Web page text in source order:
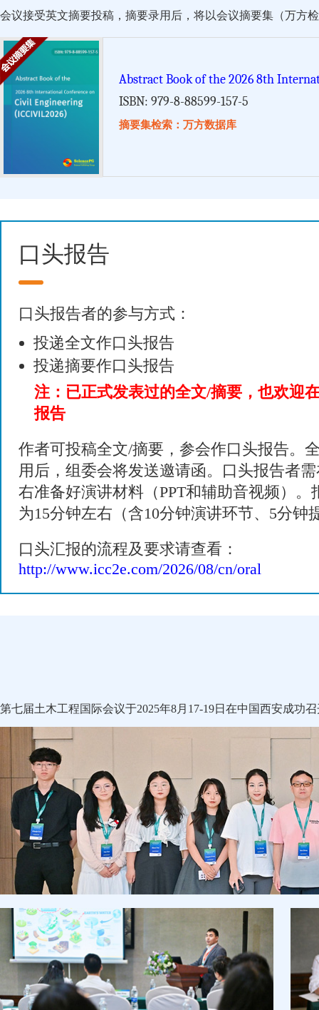
会议接受英文摘要投稿，摘要录用后，将以会议摘要集（万方检
Abstract Book of the 2026 8th
ISBN: 979-8-88599-157-5
摘要集检索：万方数据库
口头报告
口头报告者的参与方式：
投递全文作口头报告
投递摘要作口头报告
注：已正式发表过的全文/摘要，也欢迎
报告
作者可投稿全文/摘要，参会作口头报告。
用后，组委会将发送邀请函。口头报告者
右准备好演讲材料（PPT和辅助音视频）。
为15分钟左右（含10分钟演讲环节、5分钟
口头汇报的流程及要求请查看：
http://www.icc2e.com/2026/08/cn/oral
第七届土木工程国际会议于2025年8月17-19日在中国西安成功